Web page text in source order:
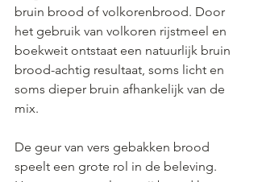
bruin brood of volkorenbrood. Door
het gebruik van volkoren rijstmeel en
boekweit ontstaat een natuurlijk bruin
brood-achtig resultaat, soms licht en
soms dieper bruin afhankelijk van de
mix.
De geur van vers gebakken brood
speelt een grote rol in de beleving.